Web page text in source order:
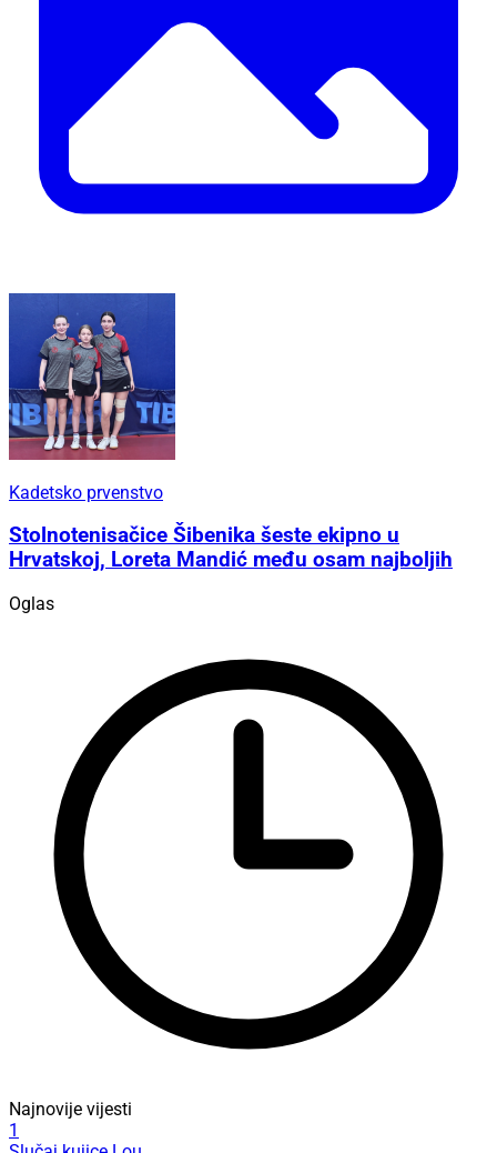
Kadetsko prvenstvo
Stolnotenisačice Šibenika šeste ekipno u
Hrvatskoj, Loreta Mandić među osam najboljih
Oglas
Najnovije vijesti
1